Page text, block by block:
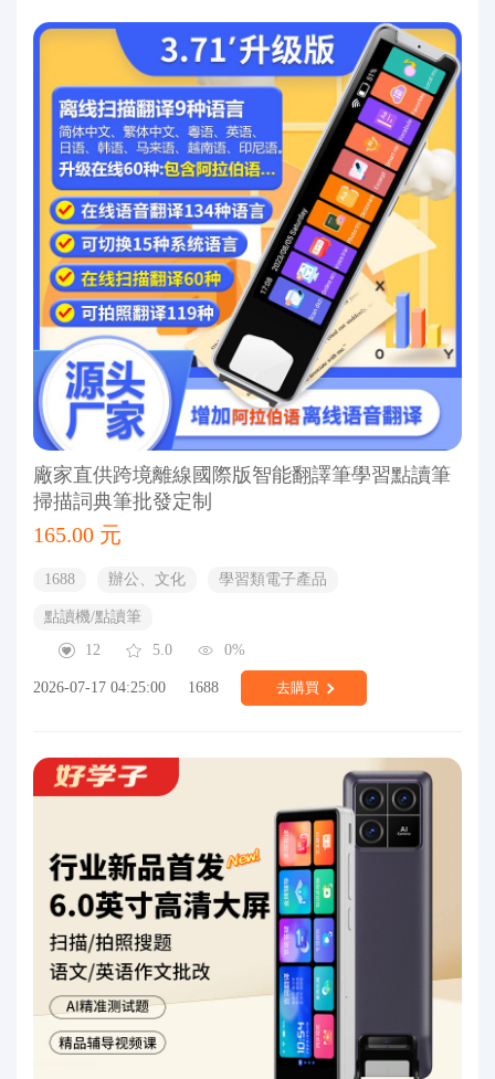
廠家直供跨境離線國際版智能翻譯筆學習點讀筆
掃描詞典筆批發定制
165.00 元
1688 辦公、文化 學習類電子產品
點讀機/點讀筆
12
5.0 0%
2026-07-17 04:25:00 1688 去購買